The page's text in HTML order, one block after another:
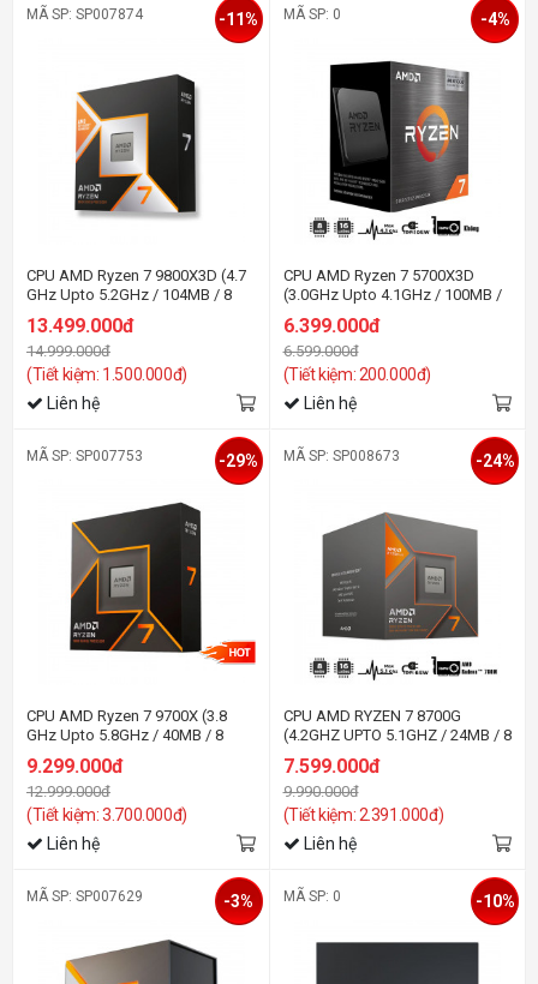
MÃ SP: SP007874
CPU AMD Ryzen 7 9800X3D (4.7
GHz Upto 5.2GHz / 104MB / 8
Socket AM5)
13.499.000đ
14.999.000đ
(Tiết kiệm: 1.500.000đ)
-11%
Liên hệ
MÃ SP: 0
CPU AMD Ryzen 7 5700X3D
(3.0GHz Upto 4.1GHz / 100MB /
Socket AM4)
6.399.000đ
6.599.000đ
(Tiết kiệm: 200.000đ)
-4%
Liên hệ
MÃ SP: SP007753
CPU AMD Ryzen 7 9700X (3.8
GHz Upto 5.8GHz / 40MB / 8
Cores, 16 Threads / 65W /
Socket AM5)
9.299.000đ
12.999.000đ
(Tiết kiệm: 3.700.000đ)
-29%
Liên hệ
MÃ SP: SP008673
CPU AMD RYZEN 7 8700G
(4.2GHZ UPTO 5.1GHZ / 24MB / 8
CORES, 16 THREADS / 65W /
SOCKET AM5)
7.599.000đ
9.990.000đ
(Tiết kiệm: 2.391.000đ)
-24%
Liên hệ
MÃ SP: SP007629 -3% MÃ SP: 0 -10%